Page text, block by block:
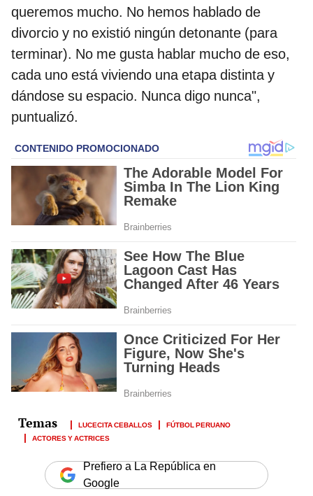
queremos mucho. No hemos hablado de
divorcio y no existió ningún detonante (para
terminar). No me gusta hablar mucho de eso,
cada uno está viviendo una etapa distinta y
dándose su espacio. Nunca digo nunca",
puntualizó.
LUCECITA CEBALLOS
FÚTBOL PERUANO
ACTORES Y ACTRICES
Prefiero a La República en
Google